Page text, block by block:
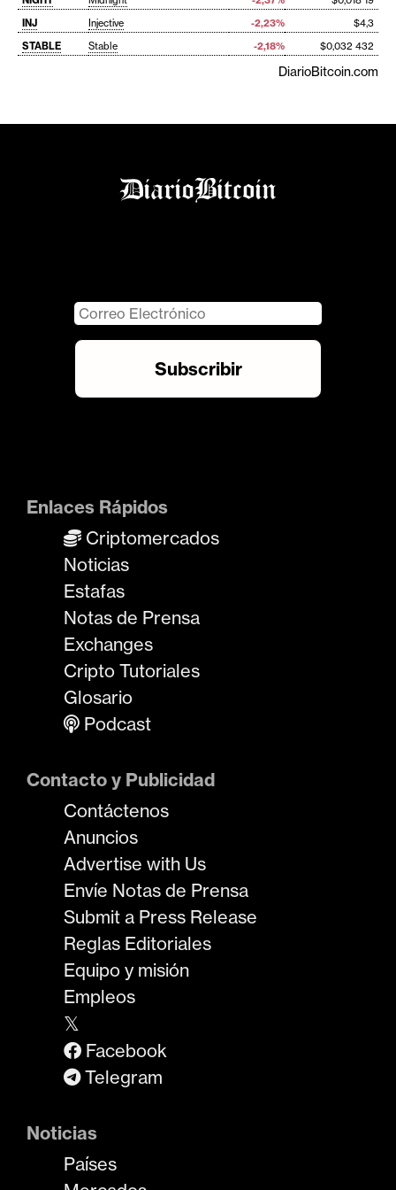
INJ
Injective -2,23%
$4,3
STABLE
Stable -2,18% $0,032 432
DiarioBitcoin.com
Enlaces Rápidos
Criptomercados
Noticias
Estafas
Notas de Prensa
Exchanges
Cripto Tutoriales
Glosario
Podcast
Contacto y Publicidad
Contáctenos
Anuncios
Advertise with Us
Envíe Notas de Prensa
Submit a Press Release
Reglas Editoriales
Equipo y misión
Empleos
𝕏
Facebook
Telegram
Noticias
Países